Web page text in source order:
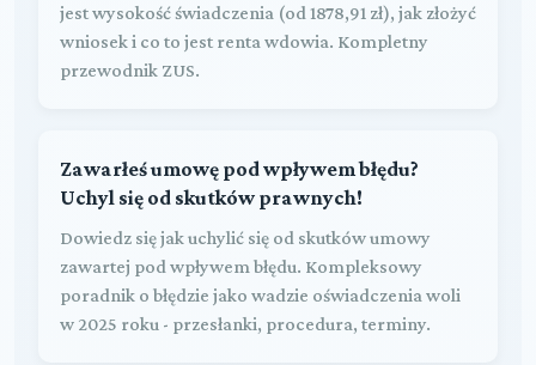
jest wysokość świadczenia (od 1878,91 zł), jak złożyć
wniosek i co to jest renta wdowia. Kompletny
przewodnik ZUS.
Zawarłeś umowę pod wpływem błędu?
Uchyl się od skutków prawnych!
Dowiedz się jak uchylić się od skutków umowy
zawartej pod wpływem błędu. Kompleksowy
poradnik o błędzie jako wadzie oświadczenia woli
w 2025 roku - przesłanki, procedura, terminy.